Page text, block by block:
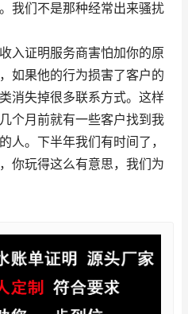
我们不是那种经常出来骚扰
证明服务商害怕加你的原
如果他的行为损害了客户的
消失掉很多联系方式。这样
个月前就有一些客户找到我
人。下半年我们有时间了，
你玩得这么有意思，我们为